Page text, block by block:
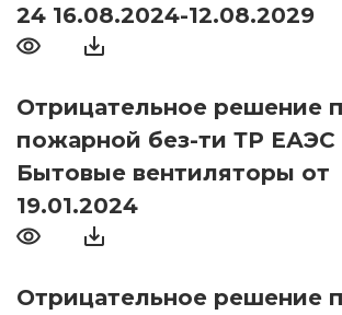
24 16.08.2024-12.08.2029
Отрицательное решение
пожарной без-ти ТР ЕАЭС
Бытовые вентиляторы от
19.01.2024
Отрицательное решение